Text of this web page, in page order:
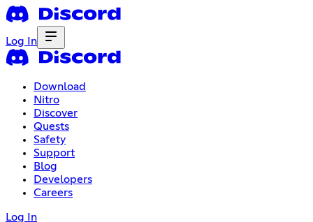
Log In
Download
Nitro
Discover
Quests
Safety
Support
Blog
Developers
Careers
Log In